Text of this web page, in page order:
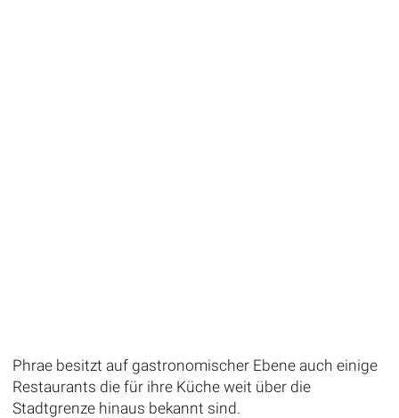
Phrae besitzt auf gastronomischer Ebene auch einige
Restaurants die für ihre Küche weit über die
Stadtgrenze hinaus bekannt sind.